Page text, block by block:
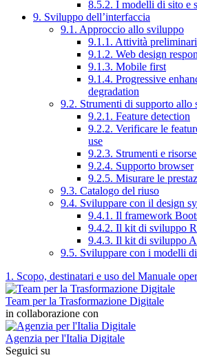
8.5.2. I modelli di sito e
9. Sviluppo dell’interfaccia
9.1. Approccio allo sviluppo
9.1.1. Attività preliminari
9.1.2. Web design
9.1.3. Mobile first
9.1.4. Progressive
degradation
9.2. Strumenti di supporto allo
9.2.1. Feature detection
9.2.2. Verificare le
use
9.2.3. Strumenti e
9.2.4. Supporto browser
9.2.5. Misurare le
9.3. Catalogo del riuso
9.4. Sviluppare con il design
9.4.1. Il framework
9.4.2. Il kit di sviluppo
9.4.3. Il kit di sviluppo
9.5. Sviluppare con i modelli
1. Scopo, destinatari e uso del Manuale
Team per la Trasformazione Digitale
in collaborazione con
Agenzia per l'Italia Digitale
Seguici su